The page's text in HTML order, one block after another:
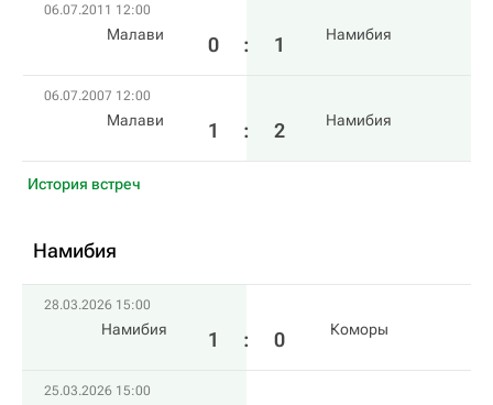
06.07.2011 12:00
Малави 0 : 1 Намибия
06.07.2007 12:00
Малави 1 : 2 Намибия
История встреч
Намибия
28.03.2026 15:00
Намибия 1 : 0 Коморы
25.03.2026 15:00